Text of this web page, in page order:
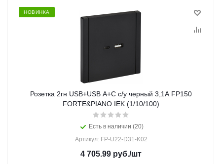
НОВИНКА
Розетка 2гн USB+USB A+C с/у черный 3,1А FP150
FORTE&PIANO IEK (1/10/100)
Есть в наличии (20)
Артикул: FP-U22-D31-K02
4 705.99 руб./шт